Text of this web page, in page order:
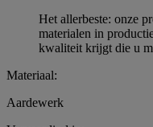
Het allerbeste: onze
materialen in
kwaliteit krijgt die u
Materiaal:
Aardewerk